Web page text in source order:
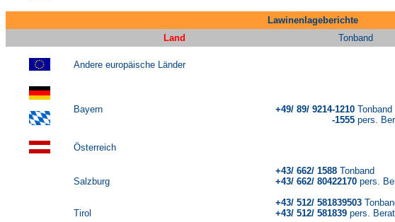
Lawinenlageberichte
Land
Tonband
Andere europäische Länder
Bayern +49/ 89/ 9214-1210 Tonband
-1555 pers.
Österreich
Salzburg
+43/ 662/ 1588 Tonband
+43/ 662/ 80422170 pers.
Tirol
+43/ 512/ 581839503
+43/ 512/ 581839 pers.